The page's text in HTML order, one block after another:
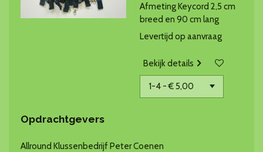
Afmeting Keycord 2,5 cm
breed en 90 cm lang
Levertijd op aanvraag
Bekijk details
Opdrachtgevers
Allround Klussenbedrijf Peter Coenen